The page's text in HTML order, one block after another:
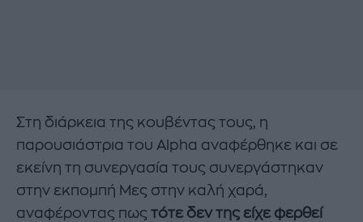
Στη διάρκεια της κουβέντας τους, η
παρουσιάστρια του Alpha αναφέρθηκε και σε
εκείνη τη συνεργασία τους συνεργάστηκαν
στην εκπομπή Μες στην καλή χαρά,
αναφέροντας πως τότε δεν της είχε φερθεί